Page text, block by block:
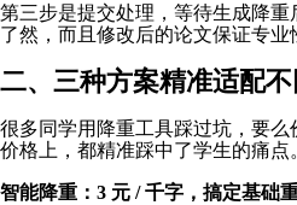
第三步是提交处理，等待生成降重
了然，而且修改后的论文保证专业
二、三种方案精准适配
很多同学用降重工具踩过坑，要
价格上，都精准踩中了学生的痛点
智能降重：3 元 / 千字，搞定基础